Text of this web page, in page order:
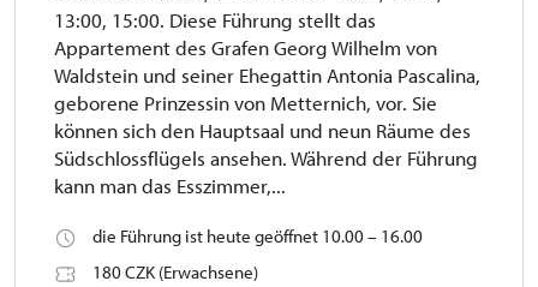
13:00, 15:00. Diese Führung stellt das
Appartement des Grafen Georg Wilhelm von
Waldstein und seiner Ehegattin Antonia Pascalina,
geborene Prinzessin von Metternich, vor. Sie
können sich den Hauptsaal und neun Räume des
Südschlossflügels ansehen. Während der Führung
kann man das Esszimmer,...
die Führung ist heute geöffnet 10.00 – 16.00
180 CZK (Erwachsene)